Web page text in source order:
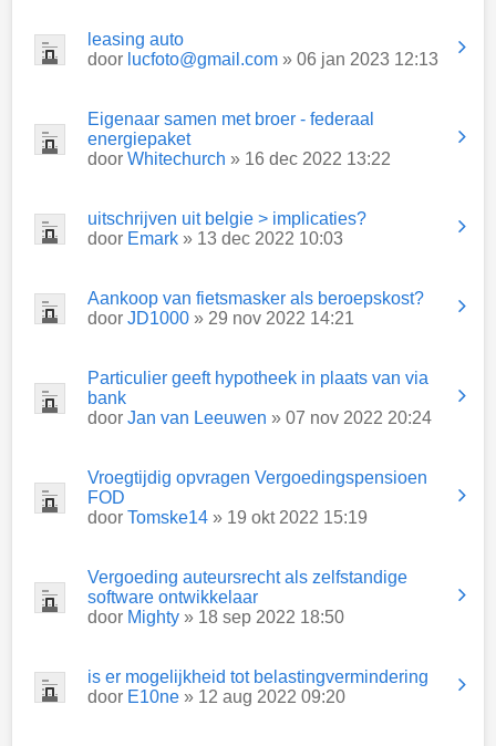
leasing auto
door lucfoto@gmail.com » 06 jan 2023 12:13
Eigenaar samen met broer - federaal
energiepaket
door Whitechurch » 16 dec 2022 13:22
uitschrijven uit belgie > implicaties?
door Emark » 13 dec 2022 10:03
Aankoop van fietsmasker als beroepskost?
door JD1000 » 29 nov 2022 14:21
Particulier geeft hypotheek in plaats van via
bank
door Jan van Leeuwen » 07 nov 2022 20:24
Vroegtijdig opvragen Vergoedingspensioen
FOD
door Tomske14 » 19 okt 2022 15:19
Vergoeding auteursrecht als zelfstandige
software ontwikkelaar
door Mighty » 18 sep 2022 18:50
is er mogelijkheid tot belastingvermindering
door E10ne » 12 aug 2022 09:20